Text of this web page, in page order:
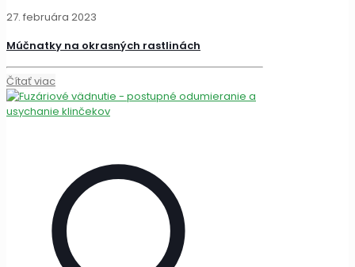
27. februára 2023
Múčnatky na okrasných rastlinách
Čítať viac